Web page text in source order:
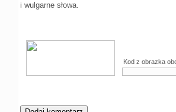
i wulgarne słowa.
Kod z obrazka